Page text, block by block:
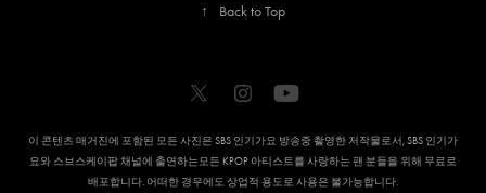
↑ Back to Top
이 콘텐츠 매거진에 포함된 모든 사진은 SBS 인기가요 방송중 촬영한 저작물로서, SBS 인기가
요와 스브스케이팝 채널에 출연하는모든 KPOP 아티스트를 사랑하는 팬 분들을 위해 무료로
배포합니다. 어떠한 경우에도 상업적 용도로 사용은 불가능합니다.